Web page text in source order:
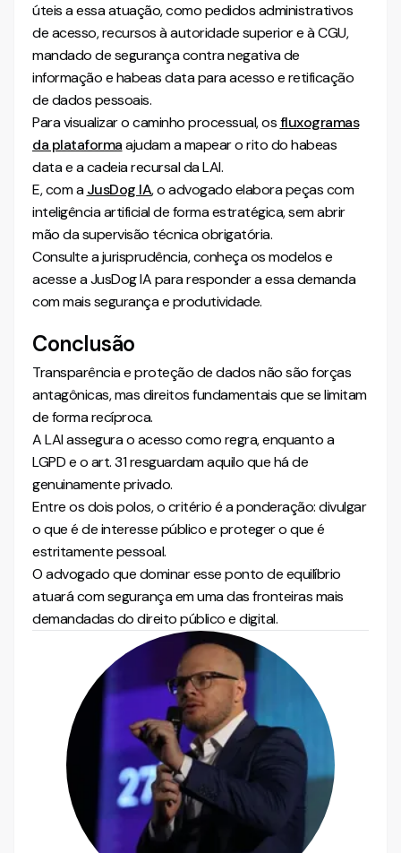
úteis a essa atuação, como pedidos administrativos
de acesso, recursos à autoridade superior e à CGU,
mandado de segurança contra negativa de
informação e habeas data para acesso e retificação
de dados pessoais.
Para visualizar o caminho processual, osfluxogramas
da plataformaajudam a mapear o rito do habeas
data e a cadeia recursal da LAI.
E, com aJusDog IA, o advogado elabora peças com
inteligência artificial de forma estratégica, sem abrir
mão da supervisão técnica obrigatória.
Consulte a jurisprudência, conheça os modelos e
acesse a JusDog IA para responder a essa demanda
com mais segurança e produtividade.
Conclusão
Transparência e proteção de dados não são forças
antagônicas, mas direitos fundamentais que se limitam
de forma recíproca.
A LAI assegura o acesso como regra, enquanto a
LGPD e o art. 31 resguardam aquilo que há de
genuinamente privado.
Entre os dois polos, o critério é a ponderação: divulgar
o que é de interesse público e proteger o que é
estritamente pessoal.
O advogado que dominar esse ponto de equilíbrio
atuará com segurança em uma das fronteiras mais
demandadas do direito público e digital.